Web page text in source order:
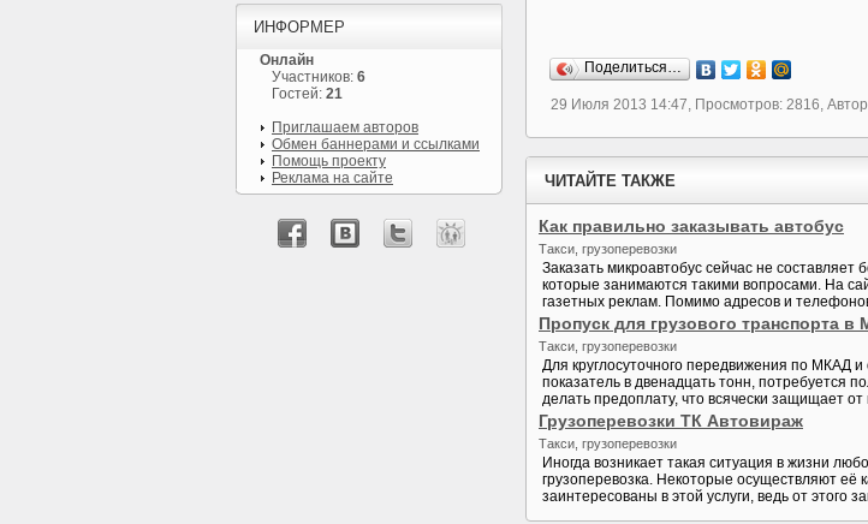
Поделиться…
29 Июля 2013 14:47, Просмотров: 2816, Автор
ЧИТАЙТЕ ТАКЖЕ
Как правильно заказывать автобус
Такси, грузоперевозки
Заказать микроавтобус сейчас не
которые занимаются такими вопросами. На
газетных реклам. Помимо адресов и
Пропуск для грузового транспорта в
Такси, грузоперевозки
Для круглосуточного передвижения по МКАД
показатель в двенадцать тонн, потребуется
делать предоплату, что всячески защищает
Грузоперевозки ТК Автовираж
Такси, грузоперевозки
Иногда возникает такая ситуация в жизни
грузоперевозка. Некоторые осуществляют
заинтересованы в этой услуги, ведь от этого
ИНФОРМЕР
Онлайн
Участников: 6
Гостей: 21
Приглашаем авторов
Обмен баннерами и ссылками
Помощь проекту
Реклама на сайте